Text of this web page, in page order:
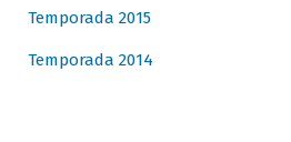
Temporada 2015
Temporada 2014